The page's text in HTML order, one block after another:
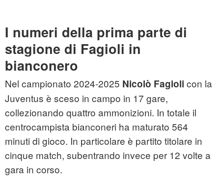
I numeri della prima parte di
stagione di Fagioli in
bianconero
Nel campionato 2024-2025 Nicolò Fagioli con la
Juventus è sceso in campo in 17 gare,
collezionando quattro ammonizioni. In totale il
centrocampista bianconeri ha maturato 564
minuti di gioco. In particolare è partito titolare in
cinque match, subentrando invece per 12 volte a
gara in corso.